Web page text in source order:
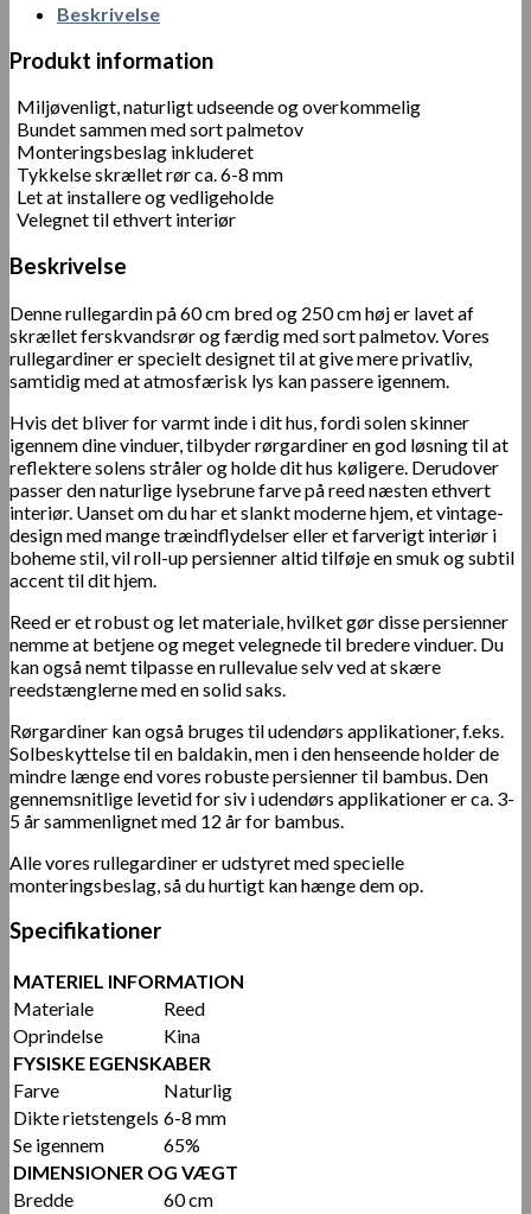
Beskrivelse
Produkt information
Miljøvenligt, naturligt udseende og overkommelig
Bundet sammen med sort palmetov
Monteringsbeslag inkluderet
Tykkelse skrællet rør ca. 6-8 mm
Let at installere og vedligeholde
Velegnet til ethvert interiør
Beskrivelse
Denne rullegardin på 60 cm bred og 250 cm høj er lavet af
skrællet ferskvandsrør og færdig med sort palmetov. Vores
rullegardiner er specielt designet til at give mere privatliv,
samtidig med at atmosfærisk lys kan passere igennem.
Hvis det bliver for varmt inde i dit hus, fordi solen skinner
igennem dine vinduer, tilbyder rørgardiner en god løsning til at
reflektere solens stråler og holde dit hus køligere. Derudover
passer den naturlige lysebrune farve på reed næsten ethvert
interiør. Uanset om du har et slankt moderne hjem, et vintage-
design med mange træindflydelser eller et farverigt interiør i
boheme stil, vil roll-up persienner altid tilføje en smuk og subtil
accent til dit hjem.
Reed er et robust og let materiale, hvilket gør disse persienner
nemme at betjene og meget velegnede til bredere vinduer. Du
kan også nemt tilpasse en rullevalue selv ved at skære
reedstænglerne med en solid saks.
Rørgardiner kan også bruges til udendørs applikationer, f.eks.
Solbeskyttelse til en baldakin, men i den henseende holder de
mindre længe end vores robuste persienner til bambus. Den
gennemsnitlige levetid for siv i udendørs applikationer er ca. 3-
5 år sammenlignet med 12 år for bambus.
Alle vores rullegardiner er udstyret med specielle
monteringsbeslag, så du hurtigt kan hænge dem op.
Specifikationer
MATERIEL INFORMATION
Materiale
Reed
Oprindelse
Kina
FYSISKE EGENSKABER
Farve
Naturlig
Dikte rietstengels 6-8 mm
Se igennem
65%
DIMENSIONER OG VÆGT
Bredde
60 cm